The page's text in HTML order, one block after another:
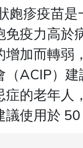
皰疹疫苗
免疫力高於
增加而轉弱
（ACIP）
症的老年人
議使用於 50